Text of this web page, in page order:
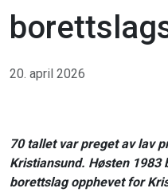
20. april 2026
70 tallet var preget av lav
Kristiansund. Høsten
borettslag opphevet for